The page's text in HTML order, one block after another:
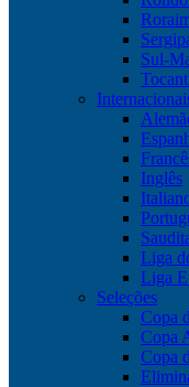
Sul-
Inglês
Liga
Liga
Seleções
Copa
Copa
Copa